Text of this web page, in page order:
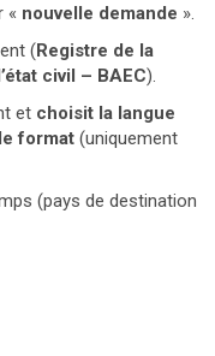
« nouvelle demande ».
(Registre de la
civil – BAEC).
et choisit la langue
format (uniquement
(pays de destination